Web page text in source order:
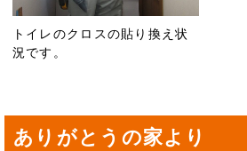
トイレのクロスの貼り換え状
況です。
ありがとうの家より